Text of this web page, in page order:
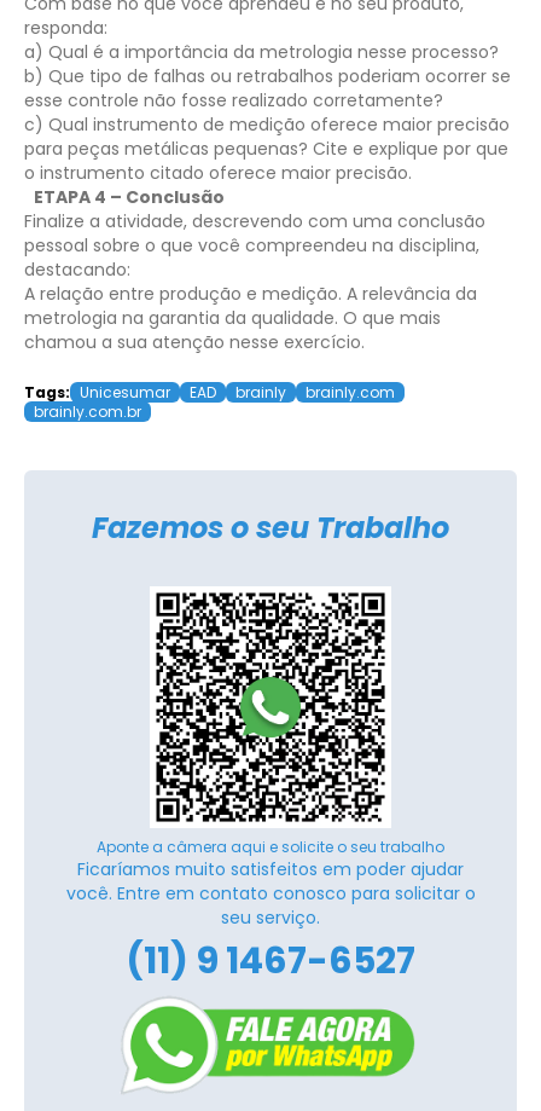
responda:
a) Qual é a importância da metrologia nesse processo?
b) Que tipo de falhas ou retrabalhos poderiam ocorrer se
esse controle não fosse realizado corretamente?
c) Qual instrumento de medição oferece maior precisão
para peças metálicas pequenas? Cite e explique por que
o instrumento citado oferece maior precisão.
ETAPA 4 – Conclusão
Finalize a atividade, descrevendo com uma conclusão
pessoal sobre o que você compreendeu na disciplina,
destacando:
A relação entre produção e medição. A relevância da
metrologia na garantia da qualidade. O que mais
chamou a sua atenção nesse exercício.
Tags: Unicesumar EAD brainly
brainly.com
brainly.com.br
Fazemos o seu Trabalho
Aponte a câmera aqui e solicite o seu trabalho
Ficaríamos muito satisfeitos em poder ajudar
você. Entre em contato conosco para solicitar o
seu serviço.
(11) 9 1467-6527